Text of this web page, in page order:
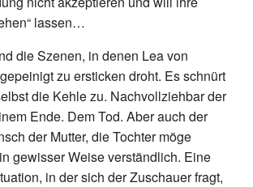
lassen…
die Szenen, in denen Lea von
zu ersticken droht. Es schnürt
die Kehle zu. Nachvollziehbar der
Ende. Dem Tod. Aber auch der
der Mutter, die Tochter möge
gewisser Weise verständlich. Eine
in der sich der Zuschauer fragt,